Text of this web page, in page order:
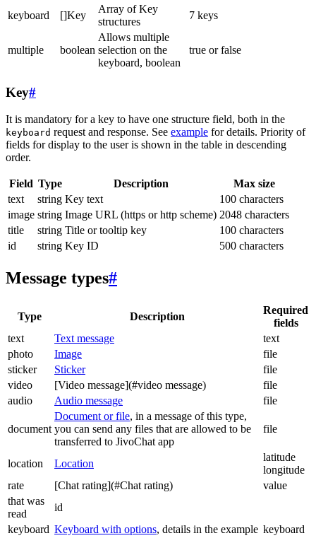
keyboard []Key
Array of Key
structures
7 keys
multiple boolean
Allows multiple
selection on the
keyboard, boolean
true or false
Key#
It is mandatory for a key to have one structure field, both in the
keyboard request and response. See example for details. Priority of
fields for display to the user is shown in the table in descending
order.
Field Type Description
Max size
text
string Key text
100 characters
image string Image URL (https or http scheme) 2048 characters
title
string Title or tooltip key
100 characters
id
string Key ID 500 characters
Message types#
Type Description
Required
fields
text
Text message
text
photo
Image
file
sticker
Sticker
file
video
[Video message](#video message)
file
audio
Audio message file
document
Document or file, in a message of this type,
you can send any files that are allowed to be
transferred to JivoChat app
file
location Location
latitude
longitude
rate
[Chat rating](#Chat rating)
value
that was
read
id
keyboard Keyboard with options, details in the example keyboard